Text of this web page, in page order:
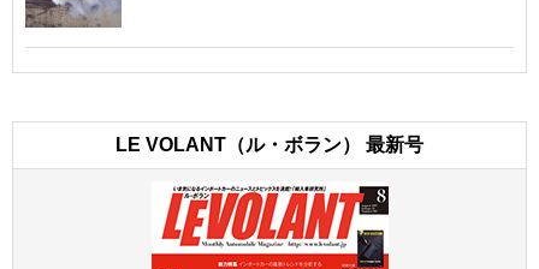
LE VOLANT（ル・ボラン） 最新号